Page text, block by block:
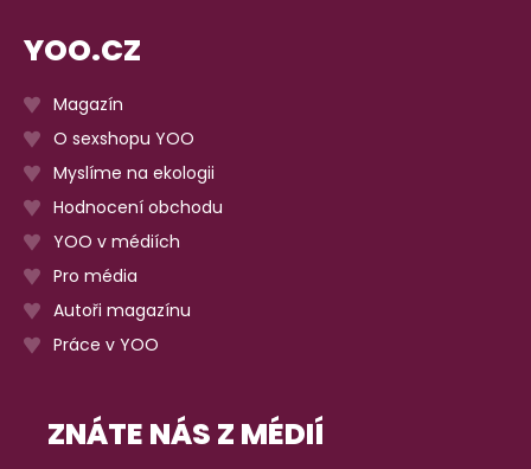
YOO.CZ
Magazín
O sexshopu YOO
Myslíme na ekologii
Hodnocení obchodu
YOO v médiích
Pro média
Autoři magazínu
Práce v YOO
ZNÁTE NÁS Z MÉDIÍ